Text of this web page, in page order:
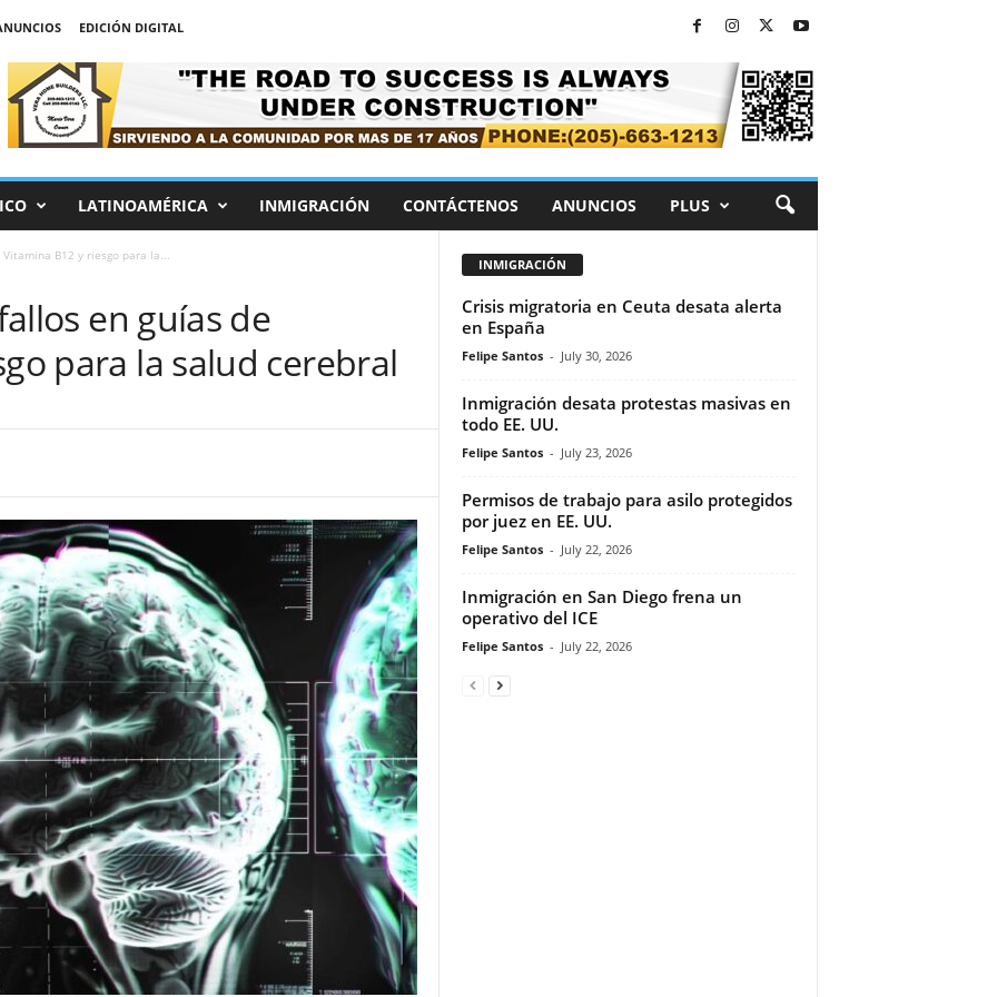
EDICIÓN DIGITAL
LATINOAMÉRICA INMIGRACIÓN CONTÁCTENOS ANUNCIOS PLUS
B12 y riesgo para la...
en guías de
para la salud cerebral
INMIGRACIÓN
Crisis migratoria en Ceuta desata alerta
en España
Felipe Santos - July 30, 2026
Inmigración desata protestas masivas en
todo EE. UU.
Felipe Santos - July 23, 2026
Permisos de trabajo para asilo protegidos
por juez en EE. UU.
Felipe Santos - July 22, 2026
Inmigración en San Diego frena un
operativo del ICE
Felipe Santos - July 22, 2026